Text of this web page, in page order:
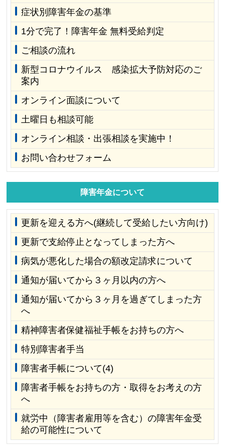
症状別障害年金の基準
1分で完了！障害年金 無料受給判定
ご相談の流れ
新型コロナウイルス 感染拡大予防対応のご
案内
オンライン面談について
土曜日も相談可能
オンライン相談・出張相談を実施中！
お問い合わせフォーム
障害年金について
更新を迎える方へ(継続して受給したい方向け)
更新で支給停止となってしまった方へ
病気が悪化した場合の額改定請求について
通知が届いてから３ヶ月以内の方へ
通知が届いてから３ヶ月を過ぎてしまった方
へ
精神障害者保健福祉手帳をお持ちの方へ
特別障害者手当
障害者手帳について(4)
障害者手帳をお持ちの方・取得をお考えの方
へ
就労中（障害者雇用等を含む）の障害年金受
給の可能性について